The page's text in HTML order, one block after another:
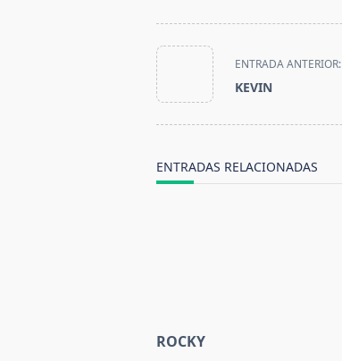
<span
class="nav-
subtitle
screen-
text">Página</span>
ENTRADA ANTERIOR:
KEVIN
ENTRADAS RELACIONADAS
ROCKY